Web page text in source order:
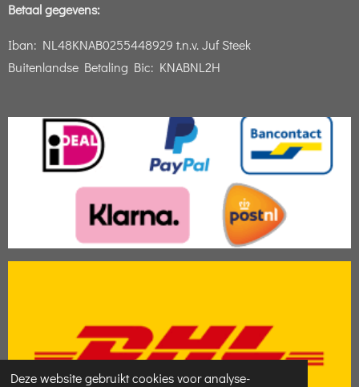
Deze website gebruikt cookies voor analyse-
Betaal gegevens:
Iban: NL48KNAB0255448929 t.n.v. Juf Steek
Buitenlandse Betaling Bic: KNABNL2H